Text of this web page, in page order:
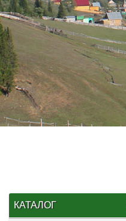
КАТАЛОГ